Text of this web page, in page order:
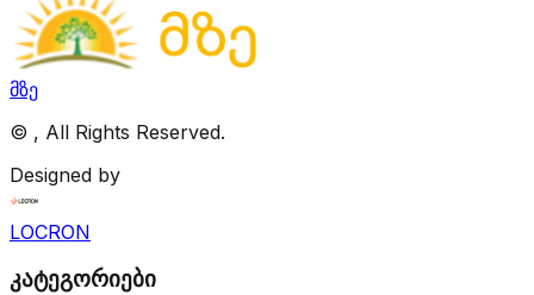
მზე
© , All Rights Reserved.
Designed by
LOCRON
კატეგორიები